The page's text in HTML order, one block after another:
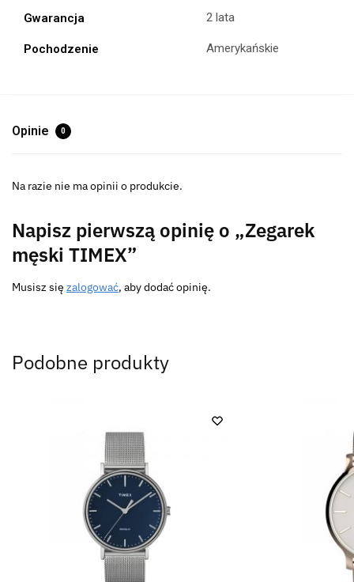
Gwarancja 2 lata
Pochodzenie Amerykańskie
Opinie 0
Na razie nie ma opinii o produkcie.
Napisz pierwszą opinię o „Zegarek
męski TIMEX”
Musisz się zalogować, aby dodać opinię.
Podobne produkty